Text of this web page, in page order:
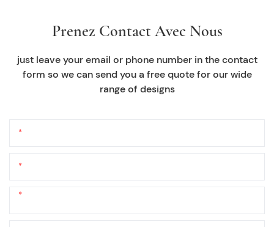
Prenez Contact Avec Nous
just leave your email or phone number in the contact
form so we can send you a free quote for our wide
range of designs